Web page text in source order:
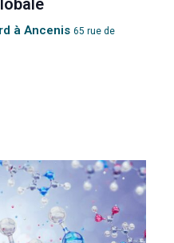
à Ancenis 65 rue de